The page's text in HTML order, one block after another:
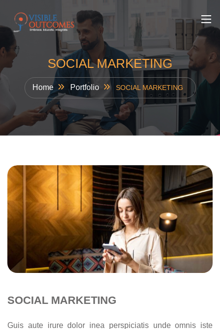
content
SOCIAL MARKETING
Home Portfolio SOCIAL MARKETING
SOCIAL MARKETING
Guis aute irure dolor inea perspiciatis unde omnis iste